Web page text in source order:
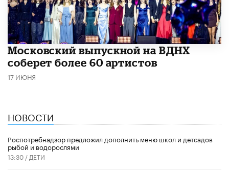
Московский выпускной на ВДНХ
соберет более 60 артистов
17 ИЮНЯ
НОВОСТИ
Роспотребнадзор предложил дополнить меню школ и детсадов
рыбой и водорослями
13:30 / ДЕТИ